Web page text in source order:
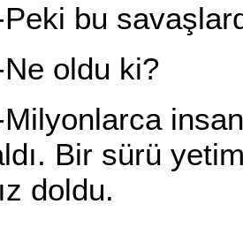
ki?
insan
Bir sürü
doldu.